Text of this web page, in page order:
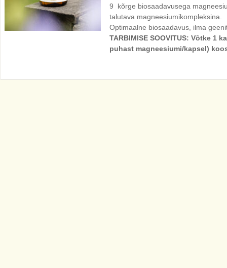
9 kõrge biosaadavusega
talutava magneesiumikompleksina.
Optimaalne biosaadavus, ilma
TARBIMISE SOOVITUS: Võtke 1
puhast magneesiumi/kapsel)